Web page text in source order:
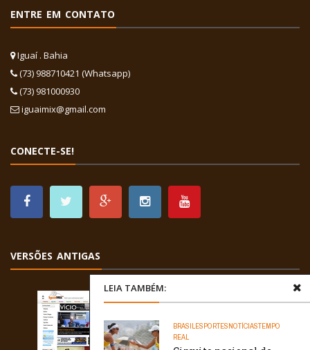
LEIA TAMBÉM:
BRASILESPORTESNOTÍCIASTEMPO
REAL
ENTRE EM CONTATO
Iguaí . Bahia
(73) 988710421 (Whatsapp)
(73) 981000930
iguaimix@gmail.com
CONECTE-SE!
VERSÕES ANTIGAS